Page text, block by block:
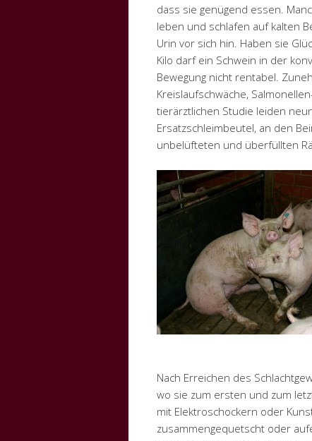
dass sie genügend essen.
leben und schlafen auf kalten
Urin vor sich hin. Haben sie
Kilo darf ein Schwein in der
Bewegung nicht rentabel.
Kreislaufschwäche,
tierärztlichen Studie leiden
Ersatzschleimbeutel, an den
unbelüfteten und überfüllten
Nach Erreichen des
wo sie zum ersten und zum
mit Elektroschockern oder
zusammengequetscht oder